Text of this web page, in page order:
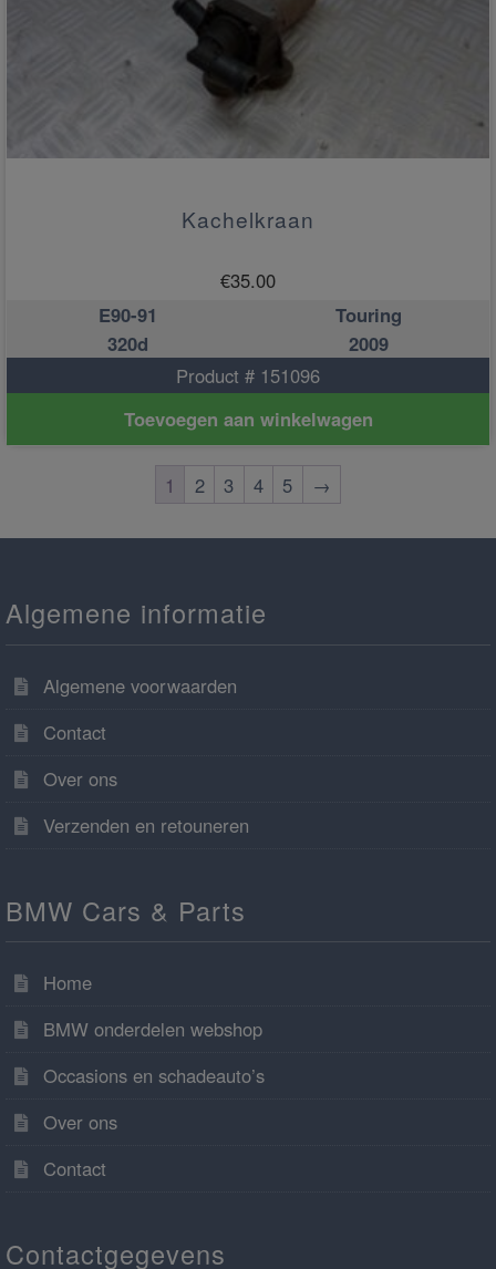
Kachelkraan
€35.00
E90-91
Touring
320d
2009
Product # 151096
Toevoegen aan winkelwagen
1 2 3 4 5 →
Algemene informatie
Algemene voorwaarden
Contact
Over ons
Verzenden en retouneren
BMW Cars & Parts
Home
BMW onderdelen webshop
Occasions en schadeauto’s
Over ons
Contact
Contactgegevens